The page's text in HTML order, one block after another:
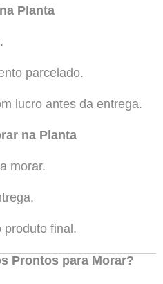
Planta
parcelado.
lucro antes da entrega.
na Planta
morar.
produto final.
Prontos para Morar?